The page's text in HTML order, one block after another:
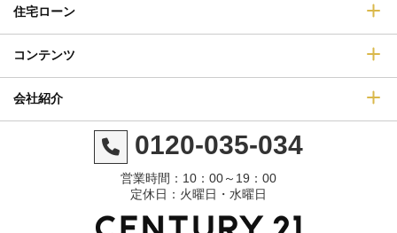
住宅ローン
コンテンツ
会社紹介
0120-035-034
営業時間：10：00～19：00
定休日：火曜日・水曜日